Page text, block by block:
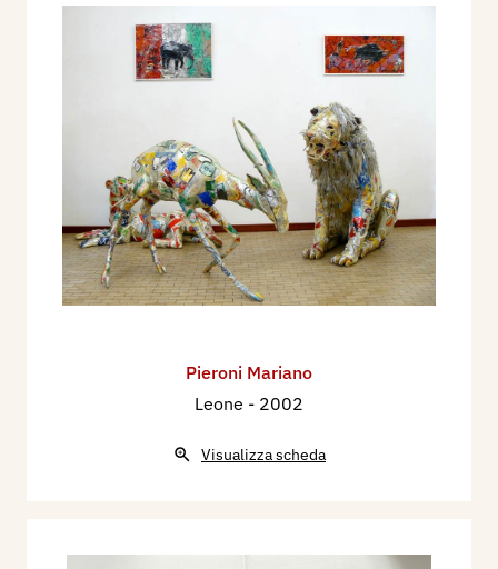
Pieroni Mariano
Leone - 2002
Visualizza scheda